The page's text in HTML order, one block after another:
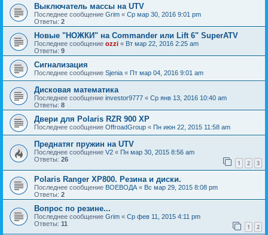
Выключатель массы на UTV
Последнее сообщение Grim « Ср мар 30, 2016 9:01 pm
Ответы: 2
Новые "НОЖКИ" на Commander или Lift 6" SuperATV
Последнее сообщение ozzi « Вт мар 22, 2016 2:25 am
Ответы: 9
Сигнализация
Последнее сообщение Sjenia « Пт мар 04, 2016 9:01 am
Дисковая математика
Последнее сообщение investor9777 « Ср янв 13, 2016 10:40 am
Ответы: 8
Двери для Polaris RZR 900 XP
Последнее сообщение OffroadGroup « Пн июн 22, 2015 11:58 am
Преднатяг пружин на UTV
Последнее сообщение V2 « Пн мар 30, 2015 8:56 am
Ответы: 26 1 2 3
Polaris Ranger XP800. Резина и диски.
Последнее сообщение ВОЕВОДА « Вс мар 29, 2015 8:08 pm
Ответы: 2
Вопрос по резине...
Последнее сообщение Grim « Ср фев 11, 2015 4:11 pm
Ответы: 11 1 2